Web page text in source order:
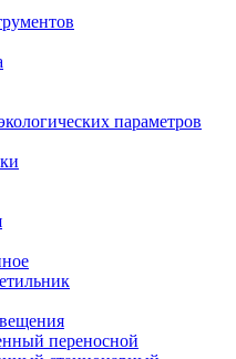
параметров
переносной